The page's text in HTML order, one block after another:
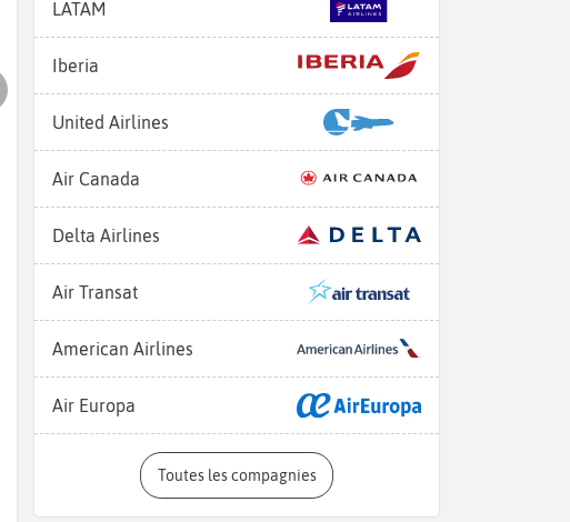
LATAM
Iberia
United Airlines
Air Canada
Delta Airlines
Air Transat
American Airlines
Air Europa
Toutes les compagnies